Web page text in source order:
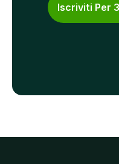
Iscriviti Per